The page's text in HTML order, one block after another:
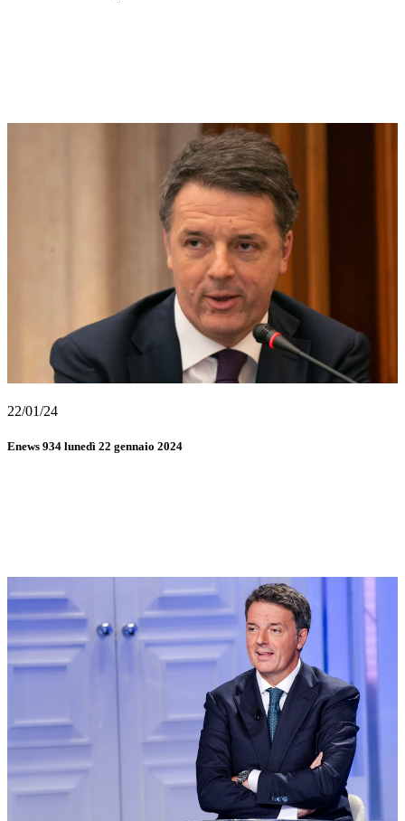
22/01/24
Enews 934 lunedì 22 gennaio 2024